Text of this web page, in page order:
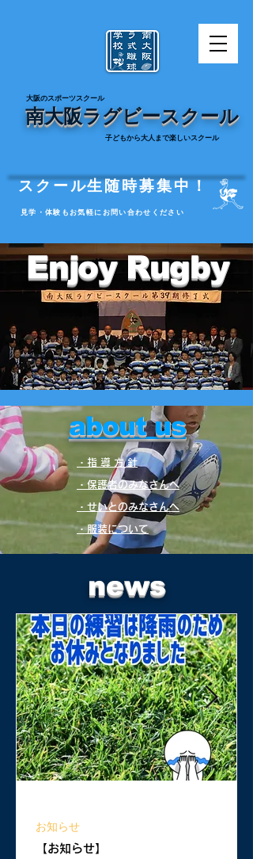
​大阪のスポーツスクール
南大阪ラグビースクール
​子どもから大人まで楽しいスクール
スクール生随時募集中！
見学・体験もお気軽に お問い合わせください
Enjoy Rugby
about us
・指 導 方 針
・保護者のみなさんへ
・せいとのみなさんへ
​・服装について
news
【お知らせ】
お知らせ